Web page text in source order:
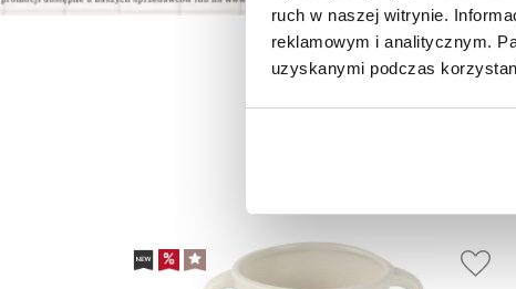
ruch w naszej witrynie.
reklamowym i analitycznym.
uzyskanymi podczas